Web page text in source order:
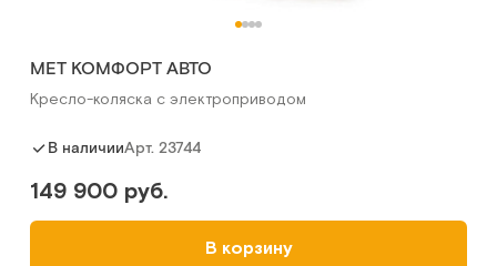
MET КОМФОРТ АВТО
Кресло-коляска с электроприводом
В наличииАрт. 23744
149 900 руб.
В корзину